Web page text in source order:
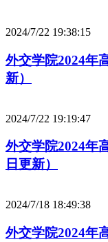
2024/7/22 19:38:15
外交学院2024年
新）
2024/7/22 19:19:47
外交学院2024年
日更新）
2024/7/18 18:49:38
外交学院2024年